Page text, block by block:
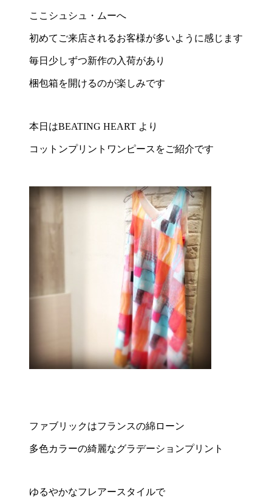
ここシュシュ・ムーへ
初めてご来店されるお客様が多いように感じます
毎日少しずつ新作の入荷があり
梱包箱を開けるのが楽しみです
本日はBEATING HEART より
コットンプリントワンピースをご紹介です
ファブリックはフランスの綿ローン
多色カラーの綺麗なグラデーションプリント
ゆるやかなフレアースタイルで